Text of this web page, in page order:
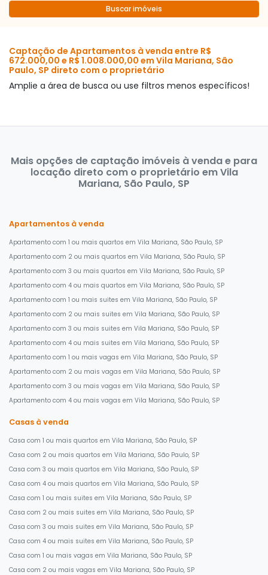
Buscar imóveis
Captação de Apartamentos à venda entre R$
672.000,00 e R$ 1.008.000,00 em Vila Mariana, São
Paulo, SP direto com o proprietário
Amplie a área de busca ou use filtros menos específicos!
Mais opções de captação imóveis à venda e para
locação direto com o proprietário em Vila
Mariana, São Paulo, SP
Apartamentos à venda
Apartamento com 1 ou mais quartos em Vila Mariana, São Paulo, SP
Apartamento com 2 ou mais quartos em Vila Mariana, São Paulo, SP
Apartamento com 3 ou mais quartos em Vila Mariana, São Paulo, SP
Apartamento com 4 ou mais quartos em Vila Mariana, São Paulo, SP
Apartamento com 1 ou mais suites em Vila Mariana, São Paulo, SP
Apartamento com 2 ou mais suites em Vila Mariana, São Paulo, SP
Apartamento com 3 ou mais suites em Vila Mariana, São Paulo, SP
Apartamento com 4 ou mais suites em Vila Mariana, São Paulo, SP
Apartamento com 1 ou mais vagas em Vila Mariana, São Paulo, SP
Apartamento com 2 ou mais vagas em Vila Mariana, São Paulo, SP
Apartamento com 3 ou mais vagas em Vila Mariana, São Paulo, SP
Apartamento com 4 ou mais vagas em Vila Mariana, São Paulo, SP
Casas à venda
Casa com 1 ou mais quartos em Vila Mariana, São Paulo, SP
Casa com 2 ou mais quartos em Vila Mariana, São Paulo, SP
Casa com 3 ou mais quartos em Vila Mariana, São Paulo, SP
Casa com 4 ou mais quartos em Vila Mariana, São Paulo, SP
Casa com 1 ou mais suites em Vila Mariana, São Paulo, SP
Casa com 2 ou mais suites em Vila Mariana, São Paulo, SP
Casa com 3 ou mais suites em Vila Mariana, São Paulo, SP
Casa com 4 ou mais suites em Vila Mariana, São Paulo, SP
Casa com 1 ou mais vagas em Vila Mariana, São Paulo, SP
Casa com 2 ou mais vagas em Vila Mariana, São Paulo, SP